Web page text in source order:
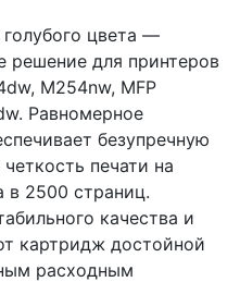
цвета —
решение для принтеров
M254nw, MFP
Равномерное
безупречную
печати на
в 2500 страниц.
качества и
картридж достойной
расходным